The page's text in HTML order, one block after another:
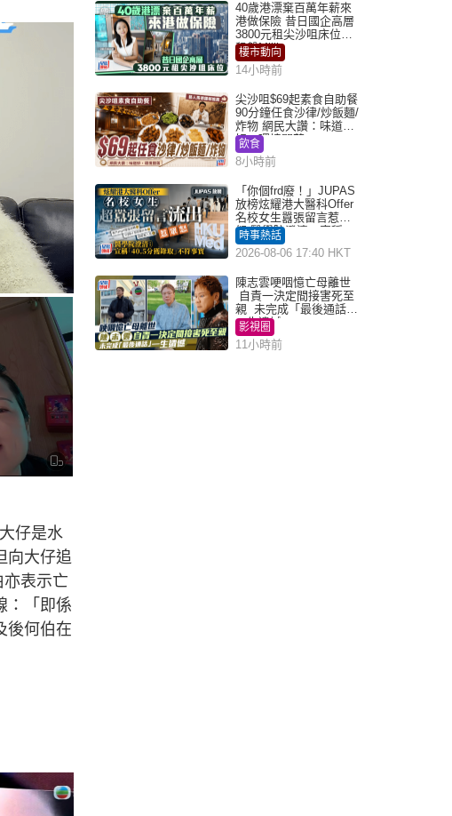
仔是水
向大仔追
表示亡
：「即係
後何伯在
40歲港漂棄百萬年薪來
港做保險 昔日國企高層
3800元租尖沙咀床位｜
租盤Million
樓市動向
14小時前
尖沙咀$69起素食自助餐
90分鐘任食沙律/炒飯麵/
炸物 網民大讚：味道
好，環境闊落
飲食
8小時前
「你個frd廢！」JUPAS
放榜炫耀港大醫科Offer
名校女生囂張留言惹眾
怒 醫學院澄清：宣稱
「40.5分獲錄取」不符事
實｜Juicy叮
時事熱話
2026-08-06 17:40 HKT
陳志雲哽咽憶亡母離世
自責一決定間接害死至
親 未完成「最後通話」
一生遺憾
影視圈
11小時前